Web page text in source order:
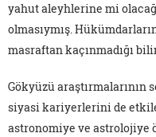
yahut aleyhlerine mi
olmasıymış.
masraftan kaçınmadığı
Gökyüzü araştırmalarının
siyasi kariyerlerini de
astronomiye ve astrolojiye